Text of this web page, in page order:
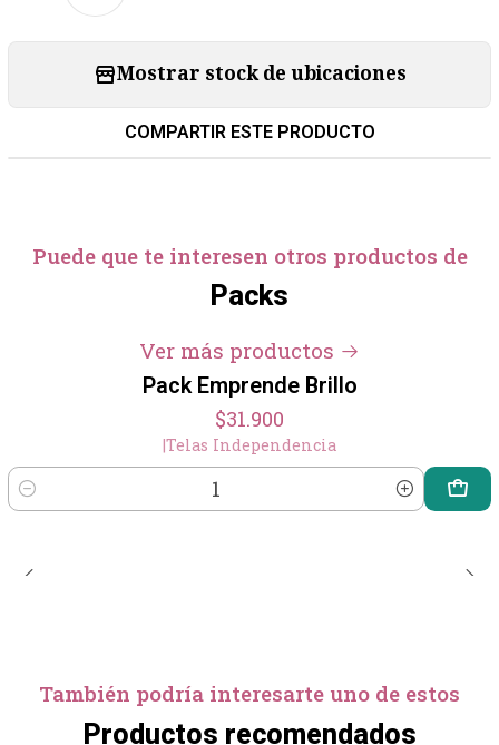
Mostrar stock de ubicaciones
COMPARTIR ESTE PRODUCTO
Puede que te interesen otros productos de
Packs
Ver más productos
Pack Emprende Brillo
$31.900
|Telas Independencia
Cantidad
También podría interesarte uno de estos
Productos recomendados